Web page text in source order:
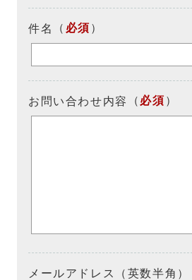
件名 （ 必須 ）
お問い合わせ内容 （ 必須 ）
メールアドレス（英数半角）